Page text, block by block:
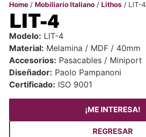
Home/ Mobiliario Italiano/ Lithos / LIT-4
LIT-4
Modelo: LIT-4
Material: Melamina / MDF / 40mm
Accesorios: Pasacables / Miniport
Diseñador: Paolo Pampanoni
Certificado: ISO 9001
¡ME INTERESA!
REGRESAR